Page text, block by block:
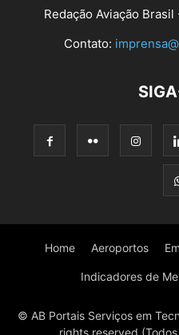
Redação Aviação
Contato:
Home Aeroportos
Indicadores de
© AB Portais Serviços em
rights reserved